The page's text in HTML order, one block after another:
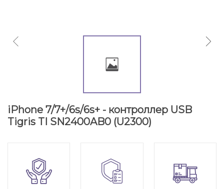
iPhone 7/7+/6s/6s+ - контроллер USB
Tigris TI SN2400AB0 (U2300)